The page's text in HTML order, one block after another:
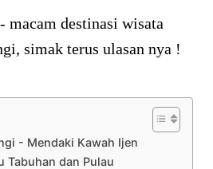
macam destinasi wisata
simak terus ulasan nya !
- Mendaki Kawah Ijen
Tabuhan dan Pulau